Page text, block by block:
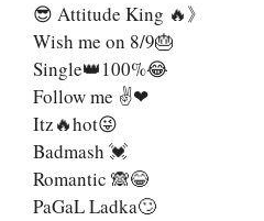
😎 Attitude King 🔥》
Wish me on 8/9🎂
Single👑100%😂
Follow me ✌❤
Itz🔥hot😜
Badmash 💓
Romantic 🙈😂
PaGaL Ladka🙄